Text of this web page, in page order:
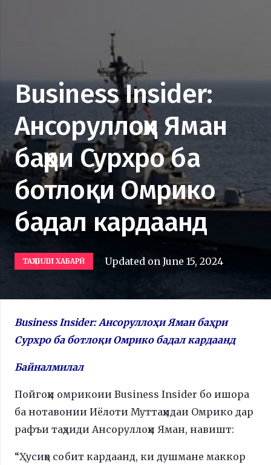
Business Insider:
Ансоруллоҳи Яман
баҳри Сурхро ба
ботлоқи Омрико
бадал кардаанд
ТАҲЛИЛИ ХАБАРӢ Updated onJune 15, 2024
Business Insider: Ансоруллоҳи Яман баҳри
Сурхро ба ботлоқи Омрико бадал кардаанд
Байналмилал
Пойгоҳи омрикоии Business Insider бо ишора
ба нотавонии Иёлоти Муттаҳидаи Омрико дар
рафъи таҳдиди Ансоруллоҳи Яман, навишт:
“Ҳусиҳо собит кардаанд, ки душмане маккор